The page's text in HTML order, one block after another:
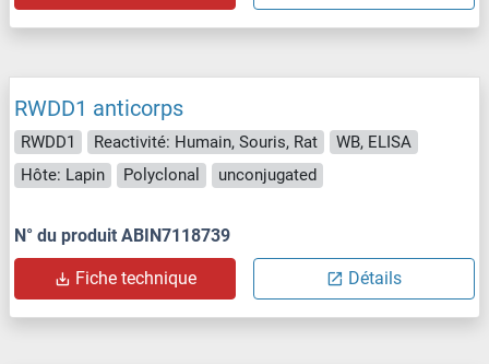
RWDD1 anticorps
RWDD1 Reactivité: Humain, Souris, Rat
WB, ELISA
Hôte: Lapin
Polyclonal unconjugated
N° du produit ABIN7118739
Fiche technique Détails